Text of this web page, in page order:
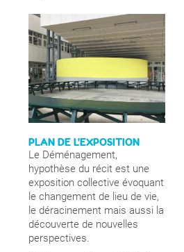
PLAN DE L'EXPOSITION
Le Déménagement,
hypothèse du récit est une
exposition collective évoquant
le changement de lieu de vie,
le déracinement mais aussi la
découverte de nouvelles
perspectives.